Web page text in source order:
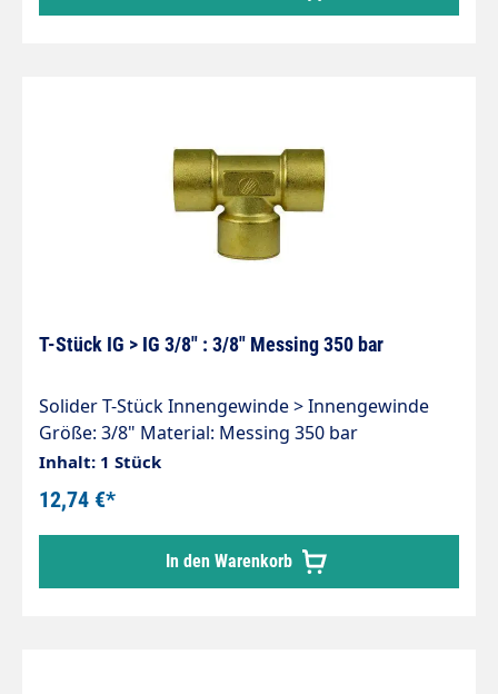
T-Stück IG > IG 3/8" : 3/8" Messing 350 bar
Solider T-Stück Innengewinde > Innengewinde
Größe: 3/8" Material: Messing 350 bar
Inhalt: 1 Stück
12,74 €*
In den Warenkorb